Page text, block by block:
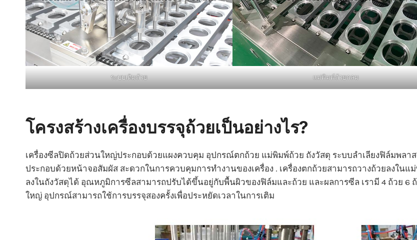
ระบบเติมถ้วย แม่พิมพ์ถ้วยกลม
โครงสร้างเครื่องบรรจุถ้วยเป็นอย่างไร?
เครื่องซีลปิดถ้วยส่วนใหญ่ประกอบด้วยแผงควบคุม อุปกรณ์ตกถ้วย แม่พิมพ์ถ้วย ถังวัสดุ ระบบลำเลียงฟิล์มพล
ประกอบด้วยหน้าจอสัมผัส สะดวกในการควบคุมการทำงานของเครื่อง . เครื่องตกถ้วยสามารถวางถ้วยลงใ
ลงในถังวัสดุได้ อุณหภูมิการซีลสามารถปรับได้ขึ้นอยู่กับพื้นผิวของฟิล์มและถ้วย และผลการซีล เรามี 4 ถ้วย 6
ใหญ่ อุปกรณ์สามารถใช้การบรรจุสองครั้งเพื่อประหยัดเวลาในการเติม